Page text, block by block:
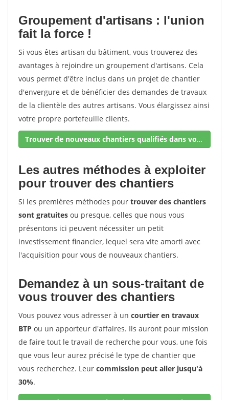
Groupement d'artisans : l'union
fait la force !
Si vous êtes artisan du bâtiment, vous trouverez des
avantages à rejoindre un groupement d'artisans. Cela
vous permet d'être inclus dans un projet de chantier
d'envergure et de bénéficier des demandes de travaux
de la clientèle des autres artisans. Vous élargissez ainsi
votre propre portefeuille clients.
Trouver de nouveaux chantiers qualifiés dans votre secteur !
Les autres méthodes à exploiter
pour trouver des chantiers
Si les premières méthodes pour trouver des chantiers
sont gratuites ou presque, celles que nous vous
présentons ici peuvent nécessiter un petit
investissement financier, lequel sera vite amorti avec
l'acquisition pour vous de nouveaux chantiers.
Demandez à un sous-traitant de
vous trouver des chantiers
Vous pouvez vous adresser à un courtier en travaux
BTP ou un apporteur d'affaires. Ils auront pour mission
de faire tout le travail de recherche pour vous, une fois
que vous leur aurez précisé le type de chantier que
vous recherchez. Leur commission peut aller jusqu'à
30%.